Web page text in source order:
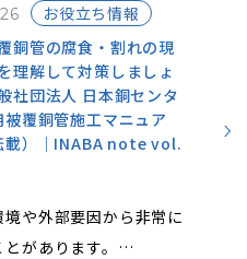
お役立ち情報
銅管の腐食・割れの現
理解して対策しましょ
社団法人 日本銅センタ
被覆銅管施工マニュア
載）｜INABA note vol.
や外部要因から非常に
があります。